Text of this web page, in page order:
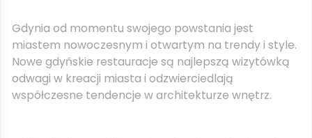
Gdynia od momentu swojego powstania jest
miastem nowoczesnym i otwartym na trendy i style.
Nowe gdyńskie restauracje są najlepszą wizytówką
odwagi w kreacji miasta i odzwierciedlają
współczesne tendencje w architekturze wnętrz.